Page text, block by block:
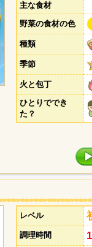
主な食材
野菜の食材の色
種類
季節
火と包丁
ひとりででき
た？
レベル
調理時間